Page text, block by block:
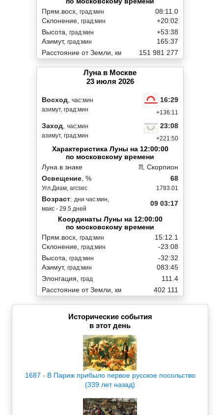
Прям.восх, град:мин
Склонение, град:мин
08:11.0
+20:02
Высота, град:мин
Азимут, град:мин
+53:38
165:37
Расстояние от Земли, км 151 981 277
Луна в Москве
23 июля 2026
Восход час:мин
азимут, град:мин
16:29
+136:11
Заход час:мин
азимут, град:мин
23:08
+221:50
Характеристика Луны на 12:00:00
по московскому времени
Луна в знаке
♏ Скорпион
Освещение , %
Угл.Диам, arcsec
68
1783.01
Возраст: дни час:мин,
макс - 29.5 дней
09 03:17
Координаты Луны на 12:00:00
по московскому времени
Прям.восх, град:мин
Склонение, град:мин
15:12.1
-23:08
Высота, град:мин
Азимут, град:мин
-32:32
083:45
Элонгация, град
111.4
Расстояние от Земли, км 402 111
Исторические события
в этот день
1687 - В Париж прибыло первое русское посольство
(339 лет назад)